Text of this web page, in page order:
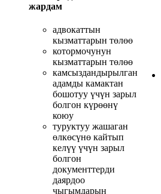
жардам
адвокаттын
кызматтарын төлөө
котормочунун
кызматтарын төлөө
камсыздандырылган
адамды камактан
бошотуу үчүн зарыл
болгон күрөөнү
коюу
туруктуу жашаган
өлкөсүнө кайтып
келүү үчүн зарыл
болгон
документтерди
даярдоо
чыгымдарын